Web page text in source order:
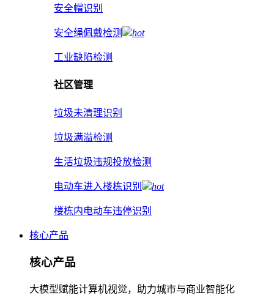
安全帽识别
安全绳佩戴检测 hot
工业缺陷检测
社区管理
垃圾未清理识别
垃圾满溢检测
生活垃圾违规投放检测
电动车进入楼栋识别 hot
楼栋内电动车违停识别
核心产品
核心产品
大模型赋能计算机视觉，助力城市与商业智能化